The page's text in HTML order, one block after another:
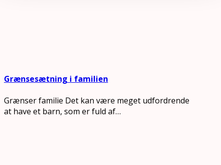
Grænsesætning i familien
Grænser familie Det kan være meget udfordrende
at have et barn, som er fuld af…